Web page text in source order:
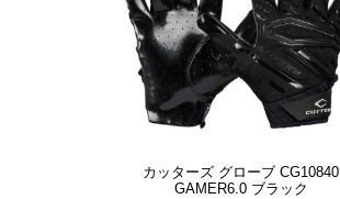
カッターズ グローブ CG10840
GAMER6.0 ブラック